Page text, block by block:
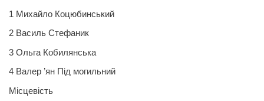
1 Михайло Коцюбинський
2 Василь Стефаник
3 Ольга Кобилянська
4 Валер ’ян Під могильний
Місцевість